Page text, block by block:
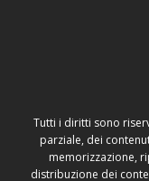
Tutti i diritti sono
parziale, dei
memorizzazione,
distribuzione dei